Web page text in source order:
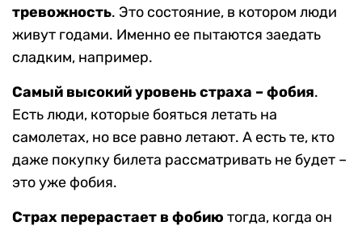
тревожность. Это состояние, в котором люди
живут годами. Именно ее пытаются заедать
сладким, например.
Самый высокий уровень страха – фобия.
Есть люди, которые бояться летать на
самолетах, но все равно летают. А есть те, кто
даже покупку билета рассматривать не будет –
это уже фобия.
Страх перерастает в фобию тогда, когда он